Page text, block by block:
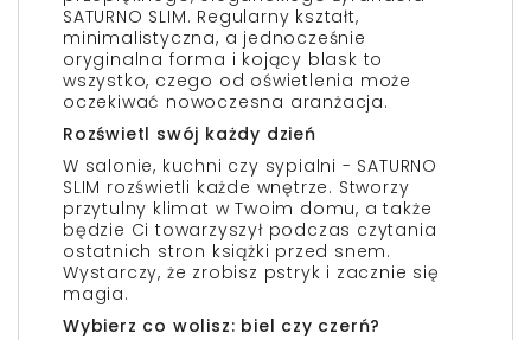
SATURNO SLIM. Regularny kształt,
minimalistyczna, a jednocześnie
oryginalna forma i kojący blask to
wszystko, czego od oświetlenia może
oczekiwać nowoczesna aranżacja.
Rozświetl swój każdy dzień
W salonie, kuchni czy sypialni - SATURNO
SLIM rozświetli każde wnętrze. Stworzy
przytulny klimat w Twoim domu, a także
będzie Ci towarzyszył podczas czytania
ostatnich stron książki przed snem.
Wystarczy, że zrobisz pstryk i zacznie się
magia.
Wybierz co wolisz: biel czy czerń?